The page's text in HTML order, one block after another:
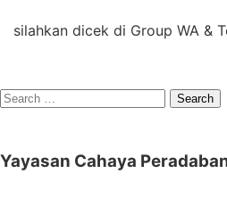
silahkan dicek di Group WA &
Search
Yayasan Cahaya